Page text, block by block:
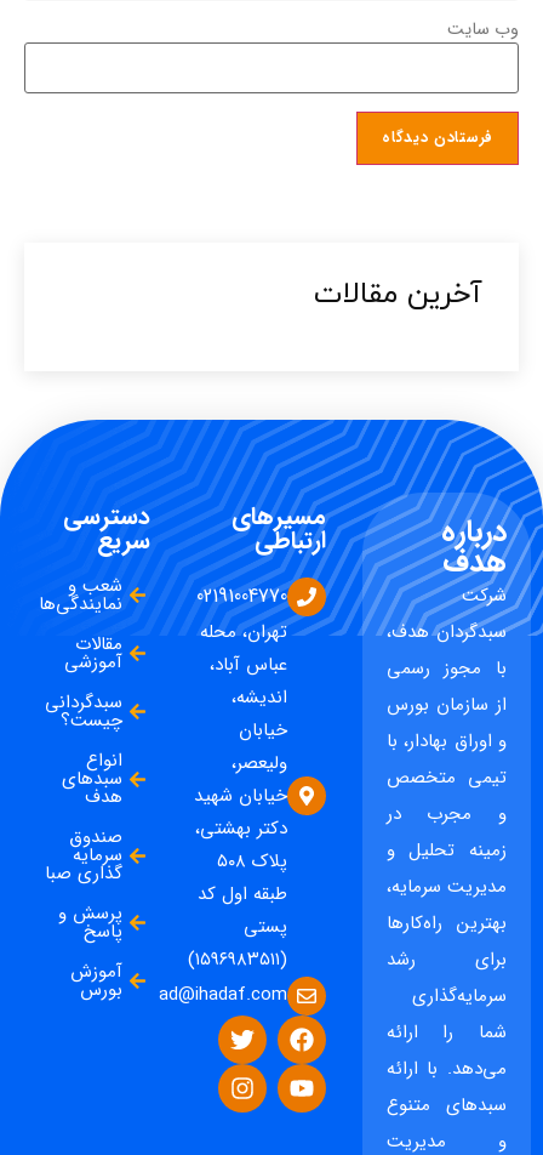
وب‌ سایت
آخرین مقالات​
درباره
هدف
شرکت
سبدگردان هدف،
با مجوز رسمی
از سازمان بورس
و اوراق بهادار، با
تیمی متخصص
و مجرب در
زمینه تحلیل و
مدیریت سرمایه،
بهترین راه‌کارها
برای رشد
سرمایه‌گذاری
شما را ارائه
می‌دهد. با ارائه
سبدهای متنوع
و مدیریت
مسیرهای
ارتباطی
02191004770
تهران، محله
عباس آباد،
اندیشه،
خیابان
ولیعصر،
خیابان شهید
دکتر بهشتی،
پلاک ۵۰۸
طبقه اول کد
پستی
(۱۵۹۶۹۸۳۵۱۱)
ad@ihadaf.com
دسترسی
سریع
شعب و
نمایندگی‌ها
مقالات
آموزشی
سبدگردانی
چیست؟
انواع
سبدهای
هدف
صندوق
سرمایه
گذاری صبا
پرسش و
پاسخ
آموزش
بورس